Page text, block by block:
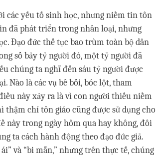
các yếu tố sinh học, nhưng niềm tin tôn
đã phát triển trong nhân loại, nhưng
Đạo đức thế tục bao trùm toàn bộ dân
số bảy tỷ người đó, một tỷ người đã
chúng ta nghĩ đến sáu tỷ người được
Nào là các vụ bê bối, bóc lột, tham
này xảy ra là vì con người thiếu niềm
chí tôn giáo cũng được sử dụng cho
này trong ngày hôm qua hay không, đôi
ta cách hành động theo đạo đức giả.
và “bi mẫn,” nhưng trên thực tế, chúng